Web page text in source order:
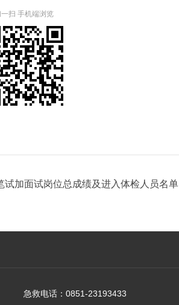
扫 手机端浏览
加面试岗位总成绩及进入体检人员名
急救电话：0851-23193433